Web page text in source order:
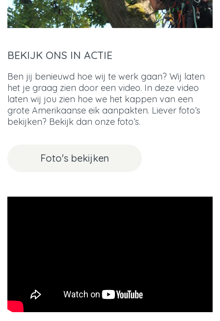
BEKIJK ONS IN ACTIE
Ben jij benieuwd hoe wij te werk gaan? Wij laten
het je graag zien door een video. In deze video
laten wij jou zien hoe we het kappen van een
grote Amerikaanse eik aanpakten. Liever foto’s
bekijken? Bekijk dan onze foto’s.
Foto's bekijken